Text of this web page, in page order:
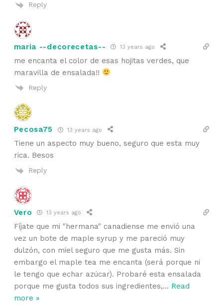
Reply
maria --decorecetas-- 13 years ago
me encanta el color de esas hojitas verdes, que
maravilla de ensalada!!
Reply
Pecosa75 13 years ago
Tiene un aspecto muy bueno, seguro que esta muy
rica. Besos
Reply
Vero 13 years ago
Fíjate que mi "hermana" canadiense me envió una
vez un bote de maple syrup y me pareció muy
dulzón, con miel seguro que me gusta más. Sin
embargo el maple tea me encanta (será porque ni
le tengo que echar azúcar). Probaré esta ensalada
porque me gusta todos sus ingredientes,… Read
more »